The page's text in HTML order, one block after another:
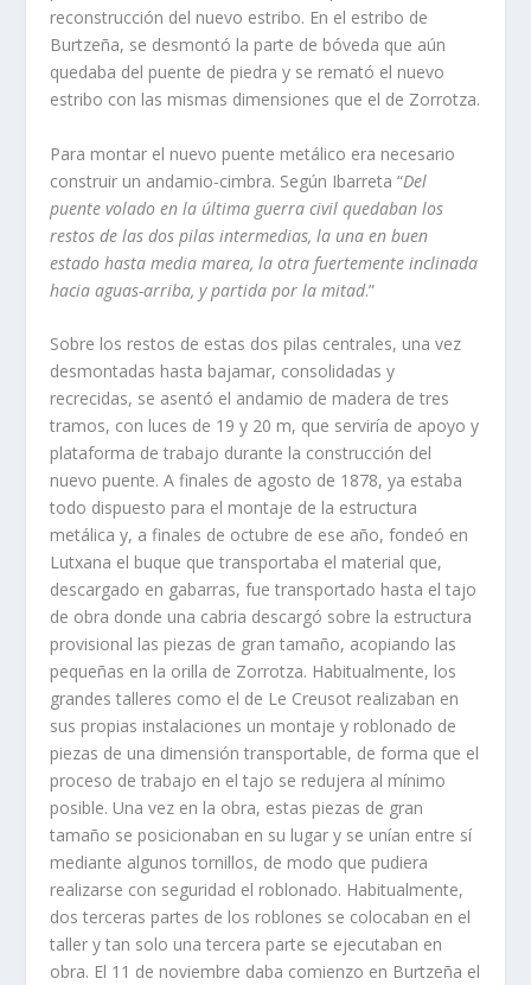
reconstrucción del nuevo estribo. En el estribo de
Burtzeña, se desmontó la parte de bóveda que aún
quedaba del puente de piedra y se remató el nuevo
estribo con las mismas dimensiones que el de Zorrotza.
Para montar el nuevo puente metálico era necesario
construir un andamio-cimbra. Según Ibarreta “Del
puente volado en la última guerra civil quedaban los
restos de las dos pilas intermedias, la una en buen
estado hasta media marea, la otra fuertemente inclinada
hacia aguas-arriba, y partida por la mitad.”
Sobre los restos de estas dos pilas centrales, una vez
desmontadas hasta bajamar, consolidadas y
recrecidas, se asentó el andamio de madera de tres
tramos, con luces de 19 y 20 m, que serviría de apoyo y
plataforma de trabajo durante la construcción del
nuevo puente. A finales de agosto de 1878, ya estaba
todo dispuesto para el montaje de la estructura
metálica y, a finales de octubre de ese año, fondeó en
Lutxana el buque que transportaba el material que,
descargado en gabarras, fue transportado hasta el tajo
de obra donde una cabria descargó sobre la estructura
provisional las piezas de gran tamaño, acopiando las
pequeñas en la orilla de Zorrotza. Habitualmente, los
grandes talleres como el de Le Creusot realizaban en
sus propias instalaciones un montaje y roblonado de
piezas de una dimensión transportable, de forma que el
proceso de trabajo en el tajo se redujera al mínimo
posible. Una vez en la obra, estas piezas de gran
tamaño se posicionaban en su lugar y se unían entre sí
mediante algunos tornillos, de modo que pudiera
realizarse con seguridad el roblonado. Habitualmente,
dos terceras partes de los roblones se colocaban en el
taller y tan solo una tercera parte se ejecutaban en
obra. El 11 de noviembre daba comienzo en Burtzeña el